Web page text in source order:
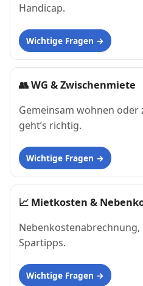
Handicap.
Wichtige Fragen
👥WG & Zwischenmiete
Gemeinsam wohnen oder
geht’s richtig.
Wichtige Fragen
📈 Mietkosten &
Spartipps.
Wichtige Fragen